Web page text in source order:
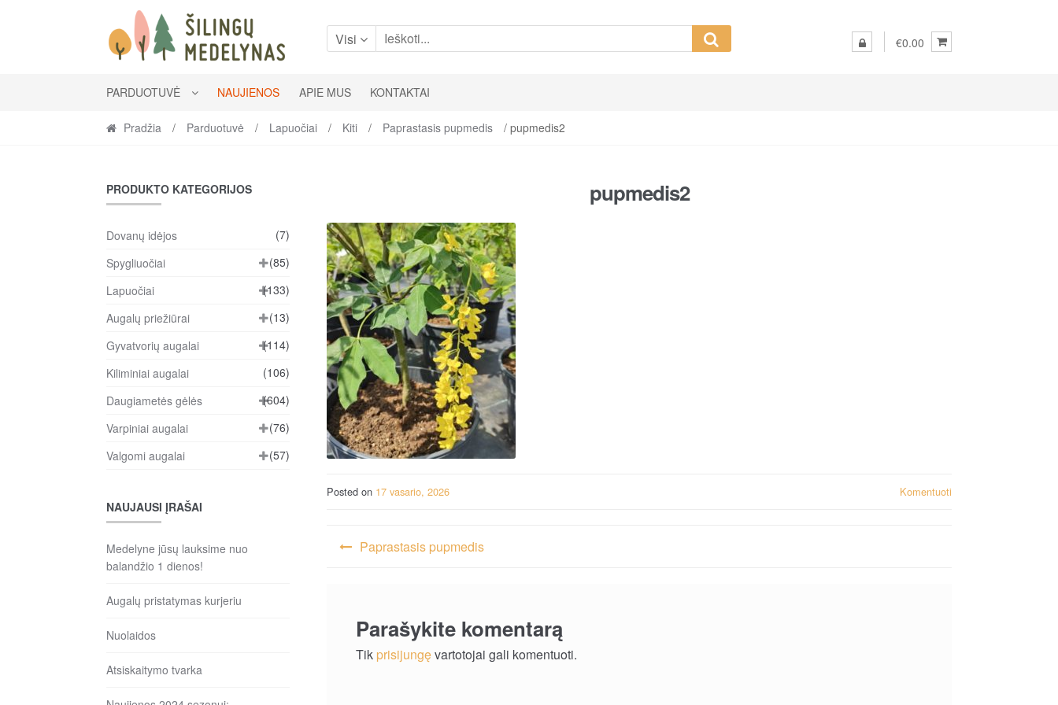
to
navigation
to
content
Visi €0.00
PARDUOTUVĖ NAUJIENOS APIE MUS KONTAKTAI
Pradžia / Parduotuvė / Lapuočiai / Kiti / Paprastasis pupmedis / pupmedis2
pupmedis2
Posted on 17 vasario, 2026 Komentuoti
Navigacija
Paprastasis pupmedis
Parašykite komentarą
Tik prisijungęvartotojai gali komentuoti.
PRODUKTO KATEGORIJOS
Dovanų idėjos
(7)
Spygliuočiai
(85)
Lapuočiai
(133)
Augalų priežiūrai
(13)
Gyvatvorių augalai
(114)
Kiliminiai augalai
(106)
Daugiametės gėlės
(604)
Varpiniai augalai
(76)
Valgomi augalai
(57)
NAUJAUSI ĮRAŠAI
Medelyne jūsų lauksime nuo
balandžio 1 dienos!
Augalų pristatymas kurjeriu
Nuolaidos
Atsiskaitymo tvarka